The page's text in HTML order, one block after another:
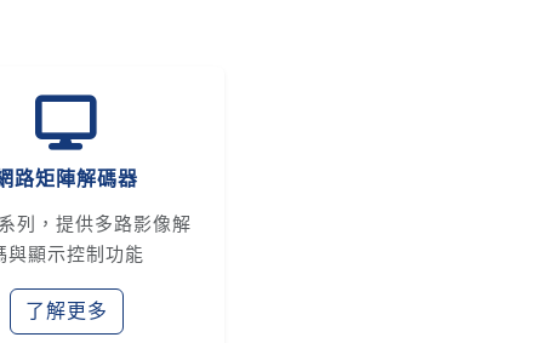
路矩陣解碼器
列，提供多路影像解
與顯示控制功能
了解更多